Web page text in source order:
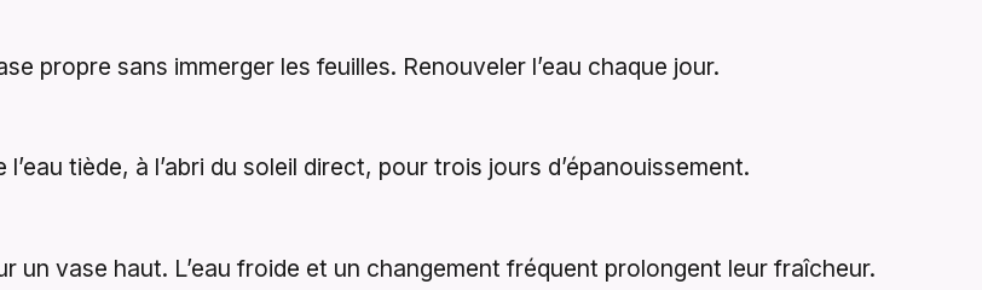
propre sans immerger les feuilles. Renouveler l’eau chaque jour.
tiède, à l’abri du soleil direct, pour trois jours d’épanouissement.
un vase haut. L’eau froide et un changement fréquent prolongent leur fraîcheur.